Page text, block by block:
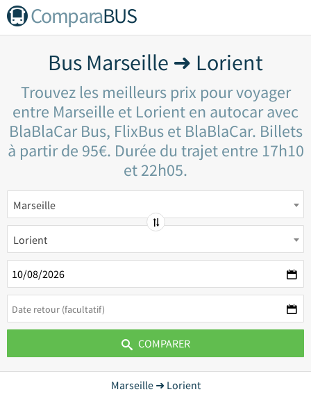
ComparaBUS
Bus Marseille ➜ Lorient
Trouvez les meilleurs prix pour voyager
entre Marseille et Lorient en autocar avec
BlaBlaCar Bus, FlixBus et BlaBlaCar. Billets
à partir de 95€. Durée du trajet entre 17h10
et 22h05.
Marseille
Lorient
COMPARER
Marseille ➜ Lorient